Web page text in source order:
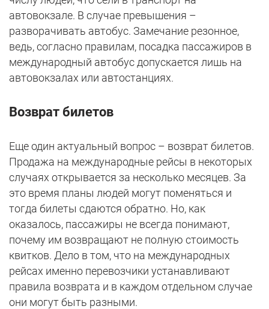
автовокзале. В случае превышения –
разворачивать автобус. Замечание резонное,
ведь, согласно правилам, посадка пассажиров в
международный автобус допускается лишь на
автовокзалах или автостанциях.
Возврат билетов
Еще один актуальный вопрос – возврат билетов.
Продажа на международные рейсы в некоторых
случаях открывается за несколько месяцев. За
это время планы людей могут поменяться и
тогда билеты сдаются обратно. Но, как
оказалось, пассажиры не всегда понимают,
почему им возвращают не полную стоимость
квитков. Дело в том, что на международных
рейсах именно перевозчики устанавливают
правила возврата и в каждом отдельном случае
они могут быть разными.